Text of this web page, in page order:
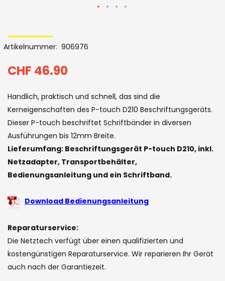
to
the
beginning
of
the
images
gallery
CHF 46.90
Artikelnummer 906976
Handlich, praktisch und schnell, das sind die
Kerneigenschaften des P-touch D210 Beschriftungsgeräts.
Dieser P-touch beschriftet Schriftbänder in diversen
Ausführungen bis 12mm Breite.
Lieferumfang: Beschriftungsgerät P-touch D210, inkl.
Netzadapter, Transportbehälter,
Bedienungsanleitung und ein Schriftband.
Download Bedienungsanleitung
Reparaturservice:
Die Netztech verfügt über einen qualifizierten und
kostengünstigen Reparaturservice. Wir reparieren Ihr Gerät
auch nach der Garantiezeit.